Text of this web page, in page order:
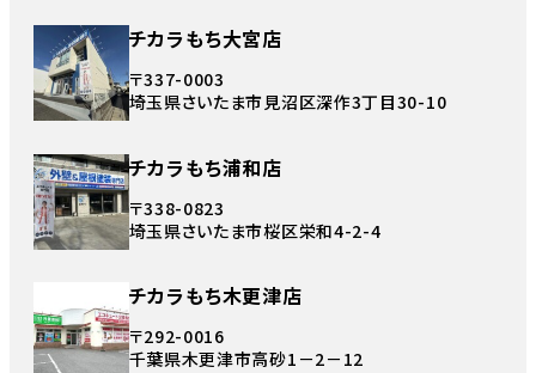
チカラもち大宮店
〒337-0003
埼玉県さいたま市見沼区深作3丁目30-10
チカラもち浦和店
〒338-0823
埼玉県さいたま市桜区栄和4-2-4
チカラもち木更津店
〒292-0016
千葉県木更津市高砂1－2－12